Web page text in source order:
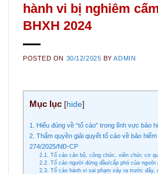
hành vi bị nghiêm
BHXH 2024
POSTED ON 30/12/2025 BYADMIN
Mục lục [hide]
1. Hiểu đúng về “tố cáo” trong lĩnh vực bảo
2. Thẩm quyền giải quyết tố cáo về bảo
274/2025/NĐ-CP
2.1. Tố cáo cán bộ, công chức, viên chức cơ
2.2. Tố cáo người đứng đầu/cấp phó của người
2.3. Tố cáo hành vi sai phạm xảy ra trước đây,